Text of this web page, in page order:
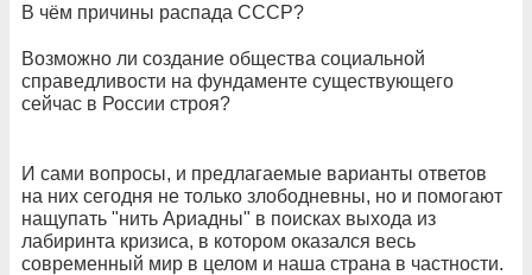
В чём причины распада СССР?
Возможно ли создание общества социальной
справедливости на фундаменте существующего
сейчас в России строя?
И сами вопросы, и предлагаемые варианты ответов
на них сегодня не только злободневны, но и помогают
нащупать "нить Ариадны" в поисках выхода из
лабиринта кризиса, в котором оказался весь
современный мир в целом и наша страна в частности.